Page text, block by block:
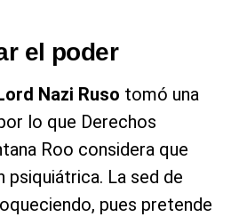
el poder
Nazi Ruso tomó una
lo que Derechos
Roo considera que
psiquiátrica. La sed de
pues pretende